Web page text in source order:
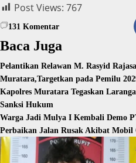
Post Views: 767
131 Komentar
Baca Juga
Pelantikan Relawan M. Rasyid
Muratara,Targetkan pada Pemilu
Kapolres Muratara Tegaskan
Sanksi Hukum
Warga Jadi Mulya I Kembali Demo
Perbaikan Jalan Rusak Akibat Mobil